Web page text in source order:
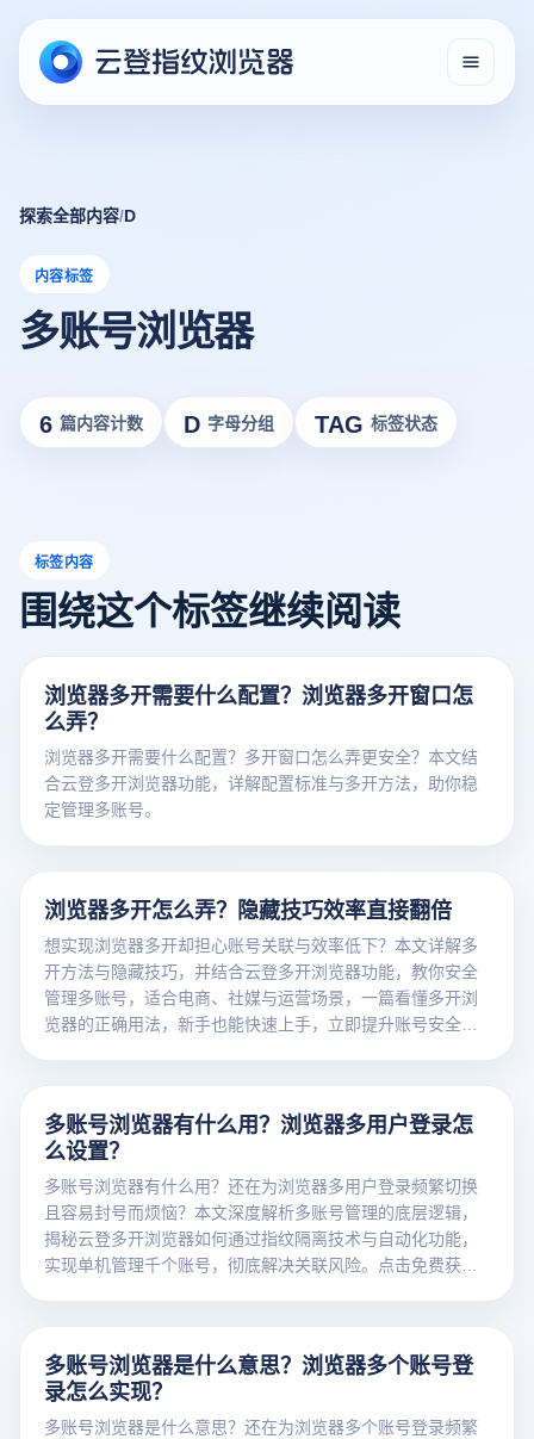
探索全部内容/D
内容标签
多账号浏览器
6 篇内容计数 D 字母分组 TAG 标签状态
标签内容
围绕这个标签继续阅读
浏览器多开需要什么配置？浏览器多开窗口怎
么弄？
浏览器多开需要什么配置？多开窗口怎么弄更安全？本文结
合云登多开浏览器功能，详解配置标准与多开方法，助你稳
定管理多账号。
浏览器多开怎么弄？隐藏技巧效率直接翻倍
想实现浏览器多开却担心账号关联与效率低下？本文详解多
开方法与隐藏技巧，并结合云登多开浏览器功能，教你安全
管理多账号，适合电商、社媒与运营场景，一篇看懂多开浏
览器的正确用法，新手也能快速上手，立即提升账号安全
多账号浏览器有什么用？浏览器多用户登录怎
么设置？
多账号浏览器有什么用？还在为浏览器多用户登录频繁切换
且容易封号而烦恼？本文深度解析多账号管理的底层逻辑，
揭秘云登多开浏览器如何通过指纹隔离技术与自动化功能，
实现单机管理千个账号，彻底解决关联风险。点击免费获取
多账号浏览器是什么意思？浏览器多个账号登
录怎么实现？
多账号浏览器是什么意思？还在为浏览器多个账号登录频繁